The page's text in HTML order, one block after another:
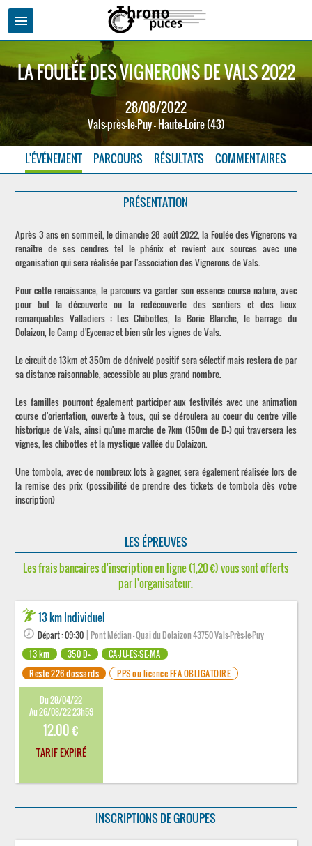
menu
LA FOULÉE DES VIGNERONS DE VALS 2022
28/08/2022
Vals-près-le-Puy - Haute-Loire (43)
L'ÉVÉNEMENT PARCOURS RÉSULTATS COMMENTAIRES
PRÉSENTATION
Après 3 ans en sommeil, le dimanche 28 août 2022, la Foulée des Vignerons va
renaître de ses cendres tel le phénix et revient aux sources avec une
organisation qui sera réalisée par l'association des Vignerons de Vals.
Pour cette renaissance, le parcours va garder son essence course nature, avec
pour but la découverte ou la redécouverte des sentiers et des lieux
remarquables Valladiers : Les Chibottes, la Borie Blanche, le barrage du
Dolaizon, le Camp d'Eycenac et bien sûr les vignes de Vals.
Le circuit de 13km et 350m de dénivelé positif sera sélectif mais restera de par
sa distance raisonnable, accessible au plus grand nombre.
Les familles pourront également participer aux festivités avec une animation
course d'orientation, ouverte à tous, qui se déroulera au coeur du centre ville
historique de Vals, ainsi qu'une marche de 7km (150m de D+) qui traversera les
vignes, les chibottes et la mystique vallée du Dolaizon.
Une tombola, avec de nombreux lots à gagner, sera également réalisée lors de
la remise des prix (possibilité de prendre des tickets de tombola dès votre
inscription)
LES ÉPREUVES
Les frais bancaires d'inscription en ligne (1,20 €) vous sont offerts
par l'organisateur.
13 km Individuel
Départ : 09:30 | Pont Médian - Quai du Dolaizon 43750 Vals-Près-le-Puy
13 km
350 D+
CA-JU-ES-SE-MA
Reste 226 dossards
PPS ou licence FFA OBLIGATOIRE
Du 28/04/22
Au 26/08/22 23h59
12.00 €
TARIF EXPIRÉ
INSCRIPTIONS DE GROUPES